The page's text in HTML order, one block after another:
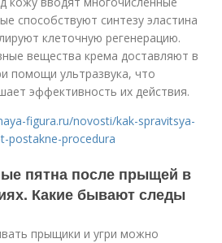
способствуют синтезу эластина
клеточную регенерацию.
вещества крема доставляют в
помощи ультразвука, что
эффективность их действия.
figura.ru/novosti/kak-spravitsya-
postakne-procedura
пятна после прыщей в
Какие бывают следы
прыщики и угри можно